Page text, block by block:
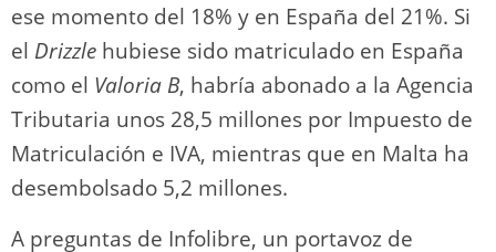
ese momento del 18% y en España del 21%. Si
el Drizzle hubiese sido matriculado en España
como el Valoria B, habría abonado a la Agencia
Tributaria unos 28,5 millones por Impuesto de
Matriculación e IVA, mientras que en Malta ha
desembolsado 5,2 millones.
A preguntas de Infolibre, un portavoz de